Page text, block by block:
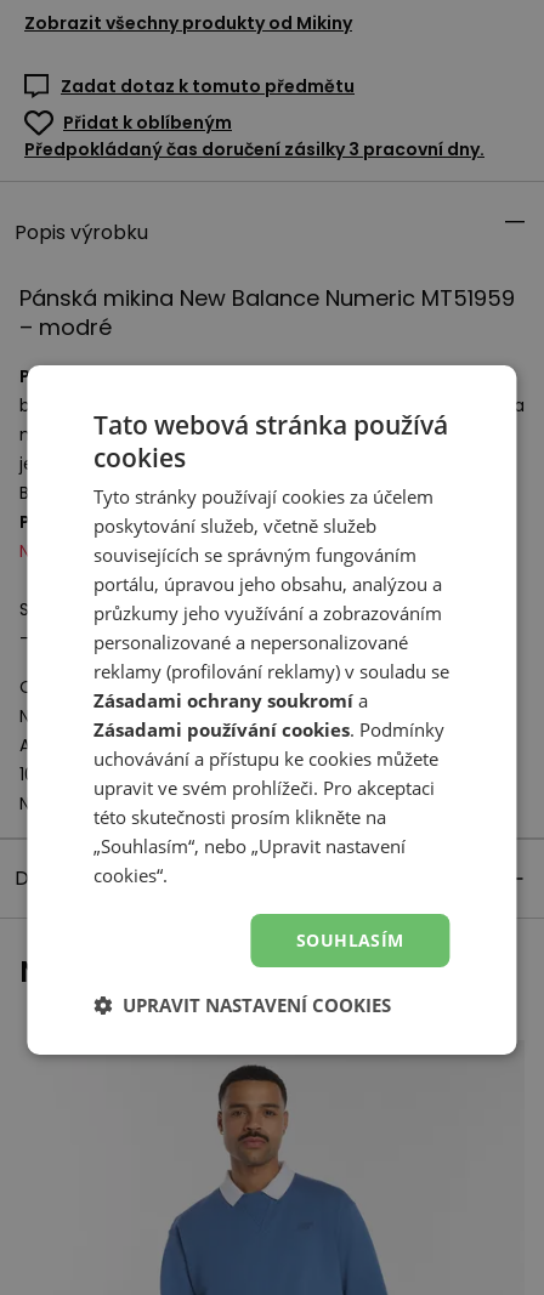
Zobrazit všechny produkty od Mikiny
Zadat dotaz k tomuto předmětu
Přidat k oblíbeným
Předpokládaný čas doručení zásilky 3 pracovní dny.
Popis výrobku
Pánská mikina New Balance Numeric MT51959
– modré
Pánská mikina
bavlněné látky o gramáži 380 g/m². Navržena s ohledem na
maximální pohodlí – volný střih se nepřiléhá k postavě, ale
jemně ji obepíná. Přední část oděvu zdobí logo New
Balance.
Pánská mikinase bude skvěle hodit kbotám z řady
Numeric
Specifikace:
- Materiál: 100% bavlna
Odpovědný subjekt:
New Balance Europe BV
A-Factorij, Pilotenstraat 35 – 45
1059 CH Amsterdam
Netherlands
Detaily produktu
Naposledy prohlížené
Tato webová stránka používá
cookies
Tyto stránky používají cookies za účelem
poskytování služeb, včetně služeb
souvisejících se správným fungováním
portálu, úpravou jeho obsahu, analýzou a
průzkumy jeho využívání a zobrazováním
personalizované a nepersonalizované
reklamy (profilování reklamy) v souladu se
Zásadami ochrany soukromí a
Zásadami používání cookies. Podmínky
uchovávání a přístupu ke cookies můžete
upravit ve svém prohlížeči. Pro akceptaci
této skutečnosti prosím klikněte na
„Souhlasím“, nebo „Upravit nastavení
cookies“.
SOUHLASÍM
UPRAVIT NASTAVENÍ COOKIES